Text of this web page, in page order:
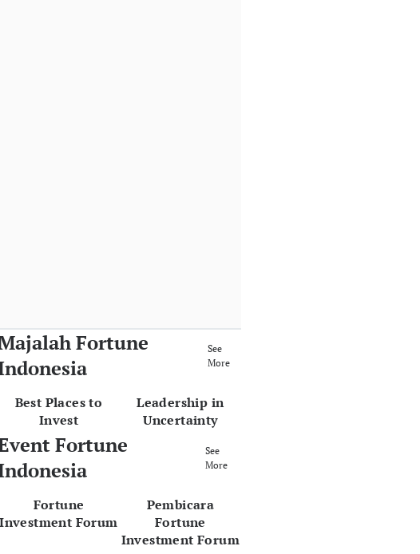
Fortune
See
More
Best Places to
Invest
Leadership in
Uncertainty
Fortune
See
More
Fortune
Investment Forum
Pembicara
Fortune
Investment Forum